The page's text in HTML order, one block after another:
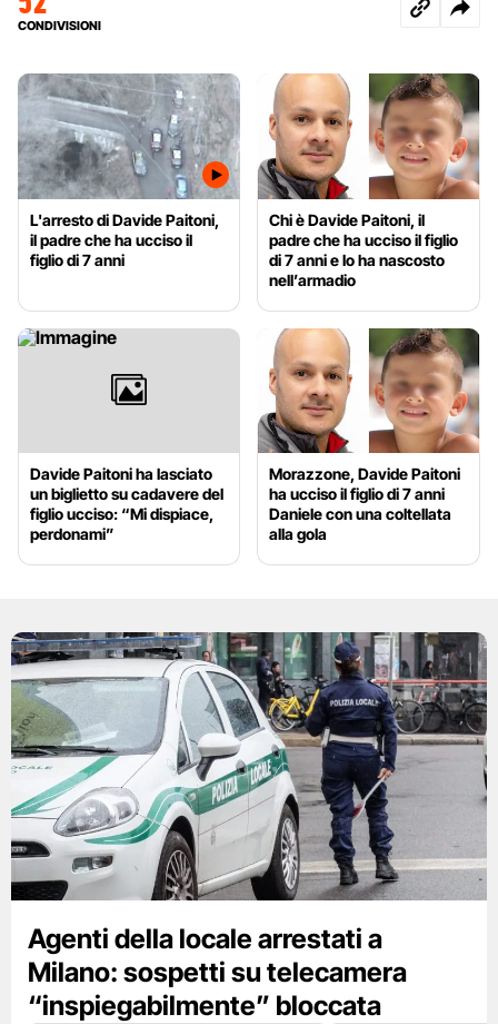
CONDIVISIONI
L'arresto di Davide Paitoni,
il padre che ha ucciso il
figlio di 7 anni
Chi è Davide Paitoni, il
padre che ha ucciso il figlio
di 7 anni e lo ha nascosto
nell’armadio
Davide Paitoni ha lasciato
un biglietto su cadavere del
figlio ucciso: “Mi dispiace,
perdonami”
Morazzone, Davide Paitoni
ha ucciso il figlio di 7 anni
Daniele con una coltellata
alla gola
Agenti della locale arrestati a
Milano: sospetti su telecamera
“inspiegabilmente” bloccata